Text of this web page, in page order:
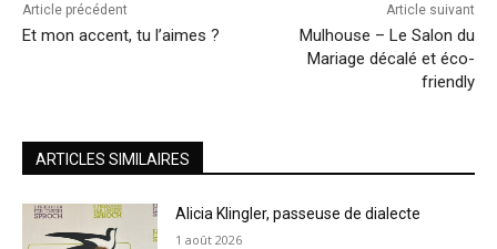
Article précédent
Et mon accent, tu l’aimes ?
Article suivant
Mulhouse – Le Salon du
Mariage décalé et éco-
friendly
ARTICLES SIMILAIRES
Alicia Klingler, passeuse de dialecte
1 août 2026